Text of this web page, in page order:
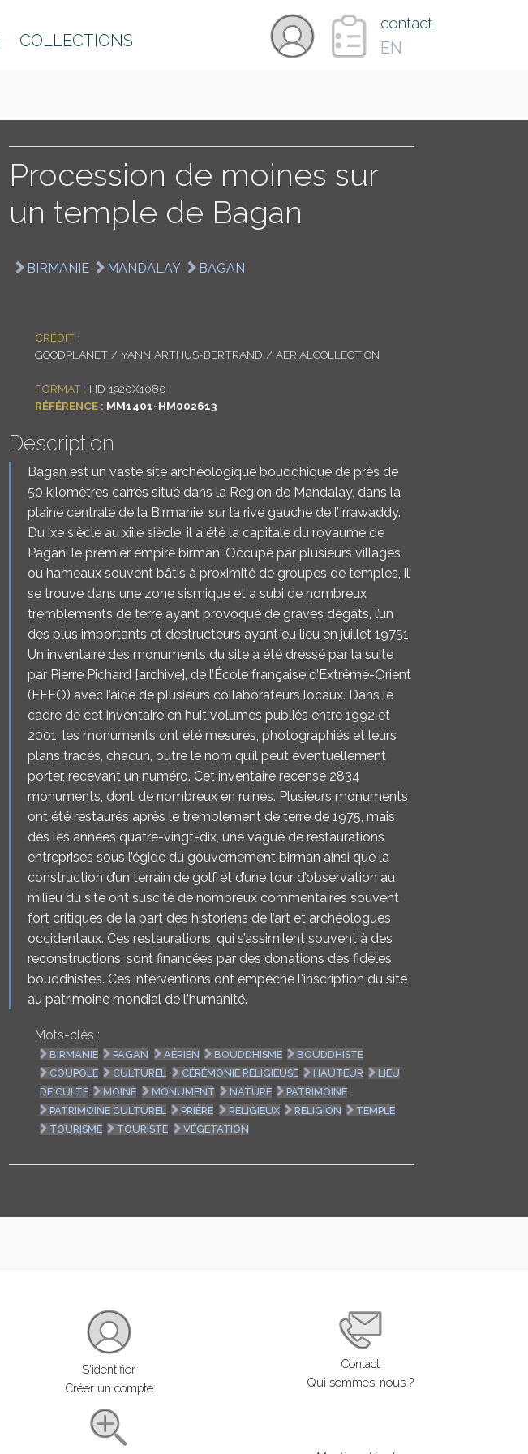
COLLECTIONS
contact
EN
Procession de moines sur
un temple de Bagan
BIRMANIE MANDALAY BAGAN
CRÉDIT :
GOODPLANET / YANN ARTHUS-BERTRAND / AERIALCOLLECTION
FORMAT : HD 1920X1080
RÉFÉRENCE : MM1401-HM002613
Description
Bagan est un vaste site archéologique bouddhique de près de
50 kilomètres carrés situé dans la Région de Mandalay, dans la
plaine centrale de la Birmanie, sur la rive gauche de l’Irrawaddy.
Du ixe siècle au xiiie siècle, il a été la capitale du royaume de
Pagan, le premier empire birman. Occupé par plusieurs villages
ou hameaux souvent bâtis à proximité de groupes de temples, il
se trouve dans une zone sismique et a subi de nombreux
tremblements de terre ayant provoqué de graves dégâts, l’un
des plus importants et destructeurs ayant eu lieu en juillet 19751.
Un inventaire des monuments du site a été dressé par la suite
par Pierre Pichard [archive], de l’École française d’Extrême-Orient
(EFEO) avec l’aide de plusieurs collaborateurs locaux. Dans le
cadre de cet inventaire en huit volumes publiés entre 1992 et
2001, les monuments ont été mesurés, photographiés et leurs
plans tracés, chacun, outre le nom qu’il peut éventuellement
porter, recevant un numéro. Cet inventaire recense 2834
monuments, dont de nombreux en ruines. Plusieurs monuments
ont été restaurés après le tremblement de terre de 1975, mais
dès les années quatre-vingt-dix, une vague de restaurations
entreprises sous l’égide du gouvernement birman ainsi que la
construction d’un terrain de golf et d’une tour d’observation au
milieu du site ont suscité de nombreux commentaires souvent
fort critiques de la part des historiens de l’art et archéologues
occidentaux. Ces restaurations, qui s’assimilent souvent à des
reconstructions, sont financées par des donations des fidèles
bouddhistes. Ces interventions ont empêché l'inscription du site
au patrimoine mondial de l'humanité.
Mots-clés :
BIRMANIE PAGAN AÉRIEN BOUDDHISME
BOUDDHISTE
COUPOLE
CULTUREL CÉRÉMONIE RELIGIEUSE HAUTEUR
LIEU
DE CULTE
MOINE MONUMENT NATURE
PATRIMOINE
PATRIMOINE CULTUREL
PRIÈRE RELIGIEUX RELIGION
TEMPLE
TOURISME
TOURISTE VÉGÉTATION
S'identifier
Créer un compte
Contact
Qui sommes-nous ?